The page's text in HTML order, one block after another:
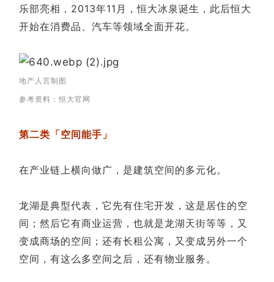
乐部亮相，2013年11月，恒大冰泉诞生，此后恒大
开始在消费品、汽车等领域全面开花。
地产人言制图
参考资料：恒大官网
第二类「空间能手」
在产业链上横向做广，是建筑空间的多元化。
龙湖是典型代表，它先有住宅开发，这是居住的空
间；然后它有商业运营，也就是龙湖天街等等，又
变成商场的空间；还有长租公寓，又变成另外一个
空间，有这么多空间之后，还有物业服务。